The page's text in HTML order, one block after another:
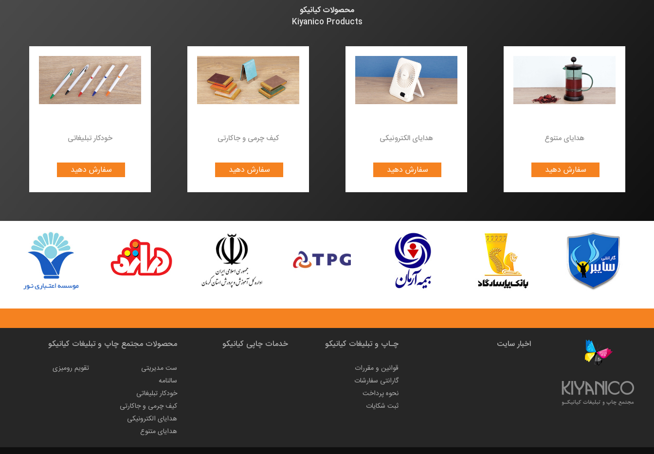
محصولات کیانیکو
Kiyanico Products
خودکار تبلیغاتی
سفارش دهید
کیف چرمی و جاکارتی
سفارش دهید
هدایای الکترونیکی
سفارش دهید
هدایای متنوع
سفارش دهید
اخبار سایت چـاپ و تبلیغات کیانیکو
قوانین و مقررات
گارانتی سفارشات
نحوه پرداخت
ثبت شکایات
خدمات چاپی کیانیکو محصولات مجتمع چاپ و تبلیغات کیانیکو
ست مدیریتی
سالنامه
خودکار تبلیغاتی
کیف چرمی و جاکارتی
هدایای الکترونیکی
هدایای متنوع
تقویم رومیزی